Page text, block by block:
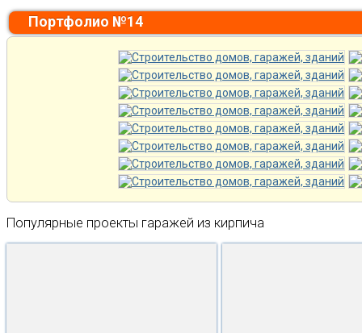
Портфолио №14
Популярные проекты гаражей из кирпича